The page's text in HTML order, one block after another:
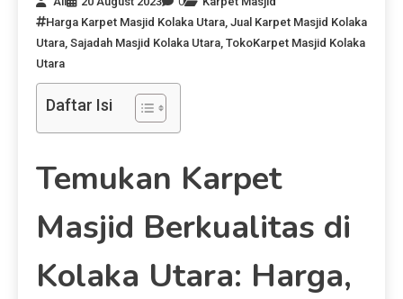
Harga Karpet Masjid Kolaka Utara Jual Karpet Masjid Kolaka
Utara Sajadah Masjid Kolaka Utara TokoKarpet Masjid Kolaka
Utara
Daftar Isi
Temukan Karpet
Masjid Berkualitas di
Kolaka Utara: Harga,